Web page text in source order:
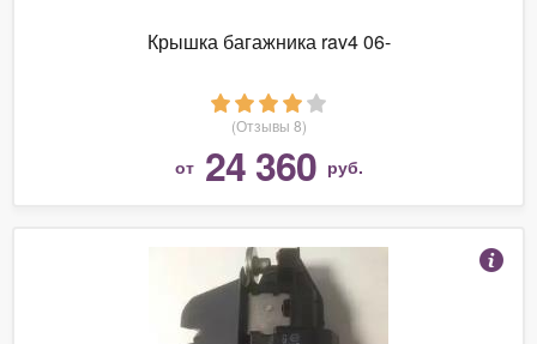
Крышка багажника rav4 06-
(Отзывы 8)
от 24 360 руб.